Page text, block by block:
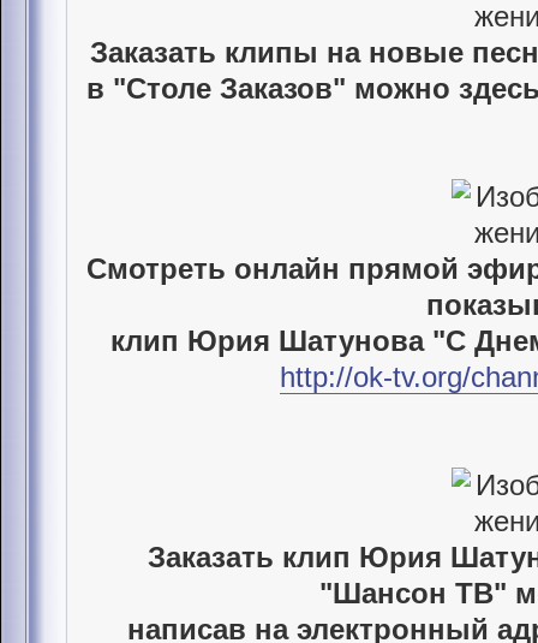
Заказать клипы на новые
в "Столе Заказов" можно
Смотреть онлайн прямой
клип Юрия Шатунова "С
http://ok-tv.org/
Заказать клип Юрия
"Шансон ТВ"
написав на электронный